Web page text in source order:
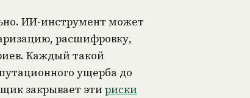
ИИ-инструмент может
расшифровку,
Каждый такой
ущерба до
закрывает эти риски